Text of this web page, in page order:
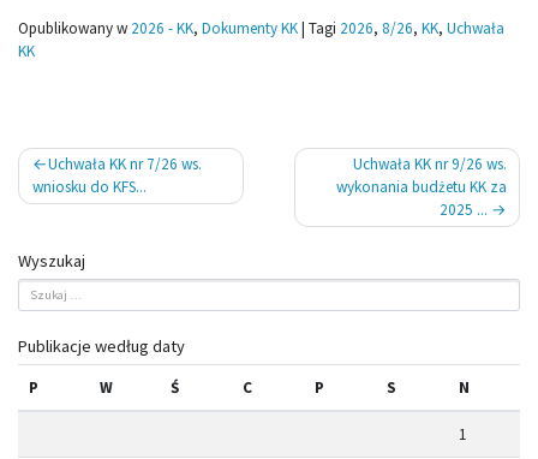
Opublikowany w 2026 - KK, Dokumenty KK| Tagi 2026, 8/26, KK, Uchwała
KK
Nawigacja
wpisu
Uchwała KK nr 7/26 ws.
wniosku do KFS...
Uchwała KK nr 9/26 ws.
wykonania budżetu KK za
2025 ...
Wyszukaj
Publikacje według daty
P W Ś C P S N
1